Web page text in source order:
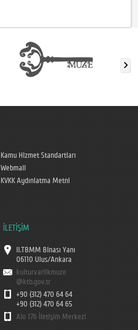
Kamu Hizmet Standartları
Webmail
KVKK Aydınlatma Metni
İLETİŞİM
II.TBMM Binası Yanı
06110 Ulus/Ankara
kulturvarlikmuze
@ktb.gov.tr
+90 (312) 470 64 64
+90 (312) 470 64 65
Alo 176 İletişim Merkezi